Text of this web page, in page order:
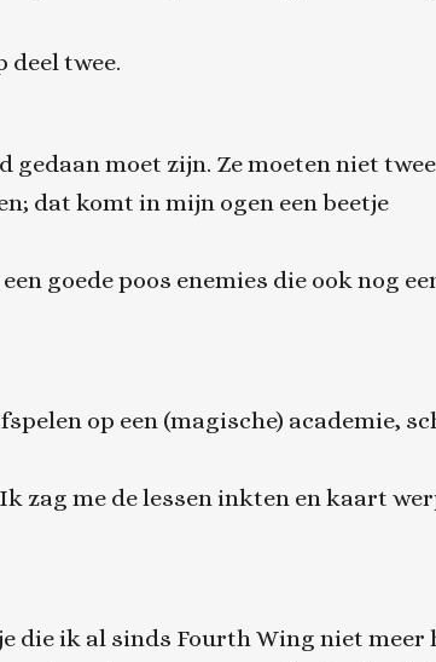
deel twee.
gedaan moet zijn. Ze moeten niet twee
dat komt in mijn ogen een beetje
goede poos enemies die ook nog
op een (magische) academie,
zag me de lessen inkten en kaart
die ik al sinds Fourth Wing niet meer